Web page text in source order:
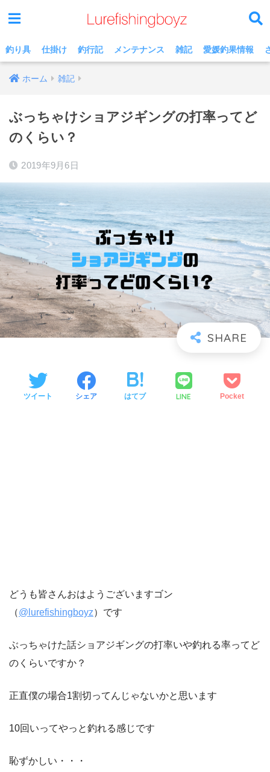
釣り具 仕掛け 釣行記 メンテナンス 雑記 愛媛釣果情報
ホーム 雑記
ぶっちゃけショアジギングの打率ってど
のくらい？
2019年9月6日
ツイート シェア はてブ LINE Pocket
どうも皆さんおはようございますゴン
（@lurefishingboyz）です
ぶっちゃけた話ショアジギングの打率いや釣れる率ってど
のくらいですか？
正直僕の場合1割切ってんじゃないかと思います
10回いってやっと釣れる感じです
恥ずかしい・・・